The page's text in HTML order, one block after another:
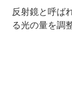
反射鏡と呼ば
る光の量を調